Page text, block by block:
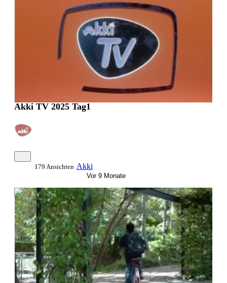
Akki TV 2025 Tag1
179 Ansichten Akki
Vor 9 Monate
0:49:36